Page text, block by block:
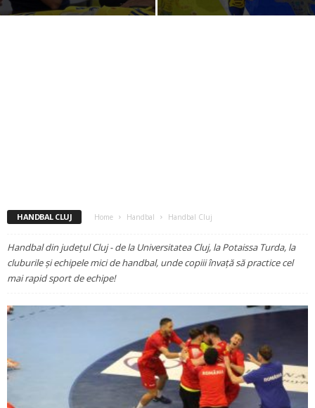
HANDBAL CLUJ Home Handbal Handbal Cluj
Handbal din județul Cluj - de la Universitatea Cluj, la Potaissa Turda, la
cluburile și echipele mici de handbal, unde copiii învață să practice cel
mai rapid sport de echipe!